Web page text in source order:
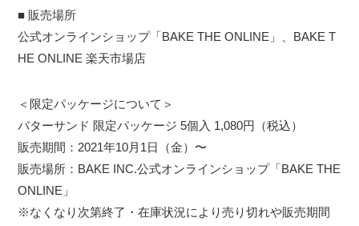
■ 販売場所
公式オンラインショップ「BAKE THE ONLINE」、BAKE T
HE ONLINE 楽天市場店
＜限定パッケージについて＞
バターサンド 限定パッケージ 5個入 1,080円（税込）
販売期間：2021年10月1日（金）〜
販売場所：BAKE INC.公式オンラインショップ「BAKE THE
ONLINE」
※なくなり次第終了・在庫状況により売り切れや販売期間